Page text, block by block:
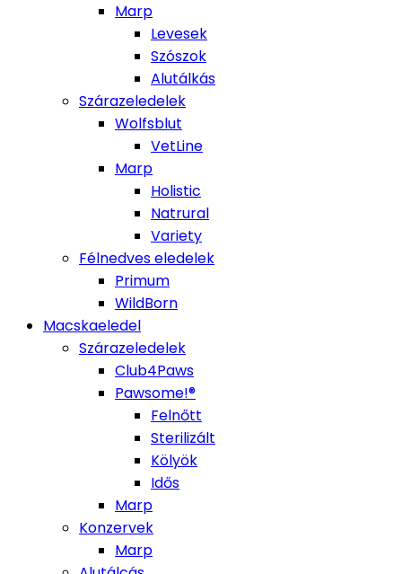
Marp
Levesek
Szószok
Alutálkás
Szárazeledelek
Wolfsblut
VetLine
Marp
Holistic
Natrural
Variety
Félnedves eledelek
Primum
WildBorn
Macskaeledel
Szárazeledelek
Club4Paws
Pawsome!®
Felnőtt
Sterilizált
Kölyök
Idős
Marp
Konzervek
Marp